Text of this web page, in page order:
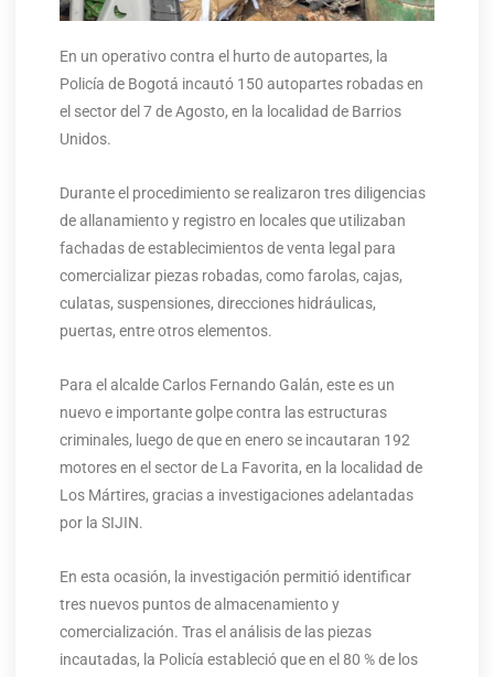
En un operativo contra el hurto de autopartes, la
Policía de Bogotá incautó 150 autopartes robadas en
el sector del 7 de Agosto, en la localidad de Barrios
Unidos.
Durante el procedimiento se realizaron tres diligencias
de allanamiento y registro en locales que utilizaban
fachadas de establecimientos de venta legal para
comercializar piezas robadas, como farolas, cajas,
culatas, suspensiones, direcciones hidráulicas,
puertas, entre otros elementos.
Para el alcalde Carlos Fernando Galán, este es un
nuevo e importante golpe contra las estructuras
criminales, luego de que en enero se incautaran 192
motores en el sector de La Favorita, en la localidad de
Los Mártires, gracias a investigaciones adelantadas
por la SIJIN.
En esta ocasión, la investigación permitió identificar
tres nuevos puntos de almacenamiento y
comercialización. Tras el análisis de las piezas
incautadas, la Policía estableció que en el 80 % de los